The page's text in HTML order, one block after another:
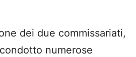
dei due commissariati,
numerose